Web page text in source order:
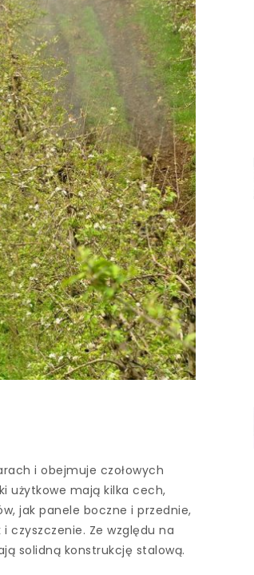
i obejmuje czołowych
użytkowe mają kilka cech,
jak panele boczne i przednie,
czyszczenie. Ze względu na
solidną konstrukcję stalową.